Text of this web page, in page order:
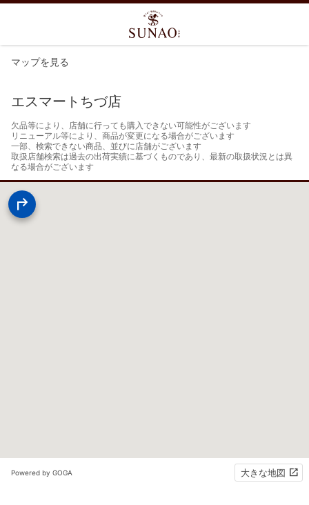
マップを見る
エスマートちづ店
欠品等により、店舗に行っても購入できない可能性がございます
リニューアル等により、商品が変更になる場合がございます
一部、検索できない商品、並びに店舗がございます
取扱店舗検索は過去の出荷実績に基づくものであり、最新の取扱状況とは異
なる場合がございます
Powered by GOGA 大きな地図